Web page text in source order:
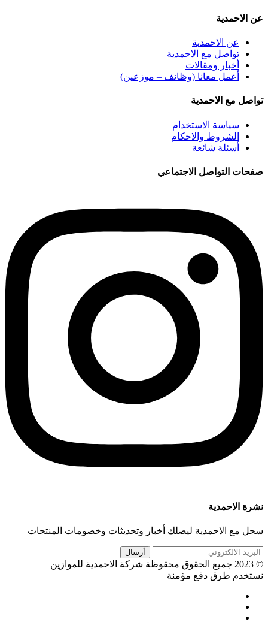
عن الاحمدية
عن الاحمدية
تواصل مع الاحمدية
أخبار ومقالات
أعمل معانا (وظائف – موزعين)
تواصل مع الاحمدية
سياسة الاستخدام
الشروط والاحكام
أسئلة شائعة
صفحات التواصل الاجتماعي
نشرة الاحمدية
سجل مع الاحمدية ليصلك أخبار وتحديثات وخصومات المنتجات
© 2023 جميع الحقوق محقوظة شركة الاحمدية للموازين
نستخدم طرق دفع مؤمنة